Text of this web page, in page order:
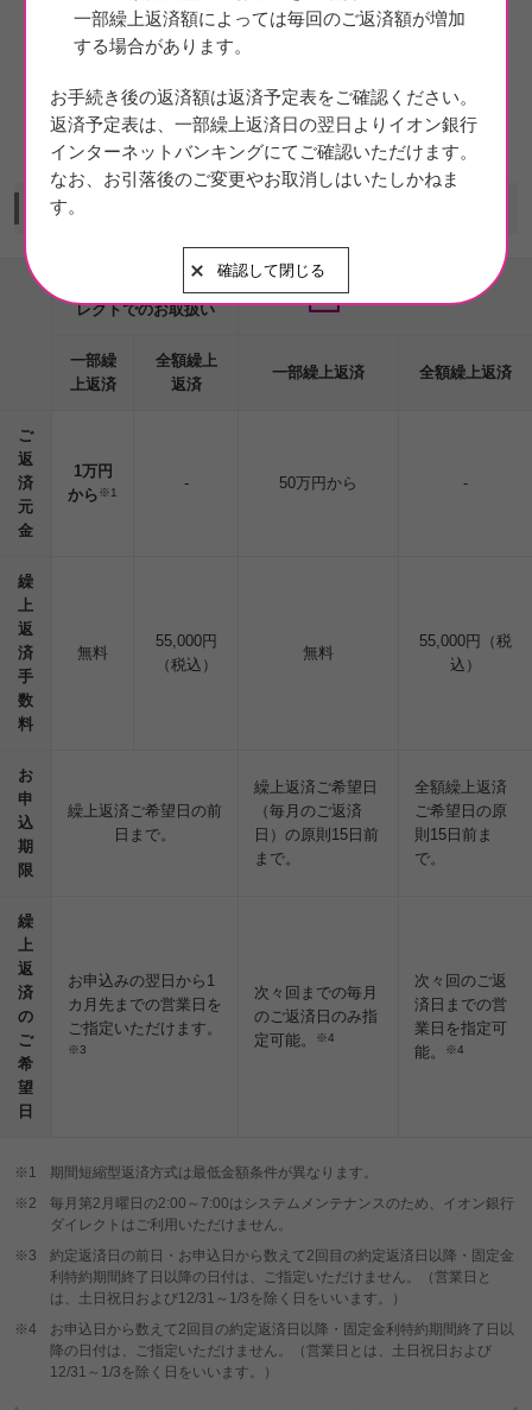
確認して閉じる
一部繰上返済額によっては毎回のご返済額が増加
する場合があります。
お手続き後の返済額は返済予定表をご確認ください。
返済予定表は、一部繰上返済日の翌日よりイオン銀行
インターネットバンキングにてご確認いただけます。
なお、お引落後のご変更やお取消しはいたしかねま
す。
店舗の営業時間・混
雑などを気にするこ
となく手続きができ
ます。※2
イオン銀行ダイレクトと店舗でのお取扱いの違い
レクトでのお取扱い
店舗でのお取扱い
一部繰
上返済
全額繰上
返済
一部繰上返済 全額繰上返済
ご
返
済
元
金
1万円
から※1
- 50万円から -
繰
上
返
済
手
数
料
無料
55,000円
（税込）
無料
55,000円（税
込）
お
申
込
期
限
繰上返済ご希望日の前
日まで。
繰上返済ご希望日
（毎月のご返済
日）の原則15日前
まで。
全額繰上返済
ご希望日の原
則15日前ま
で。
繰
上
返
済
の
ご
希
望
日
お申込みの翌日から1
カ月先までの営業日を
ご指定いただけます。
※3
次々回までの毎月
のご返済日のみ指
定可能。
※4
次々回のご返
済日までの営
業日を指定可
能。
※4
※1
期間短縮型返済方式は最低金額条件が異なります。
※2
毎月第2月曜日の2:00～7:00はシステムメンテナンスのため、イオン銀行
ダイレクトはご利用いただけません。
※3
約定返済日の前日・お申込日から数えて2回目の約定返済日以降・固定金
利特約期間終了日以降の日付は、ご指定いただけません。（営業日と
は、土日祝日および12/31～1/3を除く日をいいます。）
※4
お申込日から数えて2回目の約定返済日以降・固定金利特約期間終了日以
降の日付は、ご指定いただけません。（営業日とは、土日祝日および
12/31～1/3を除く日をいいます。）